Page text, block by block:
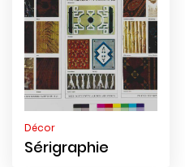
Décor
Sérigraphie